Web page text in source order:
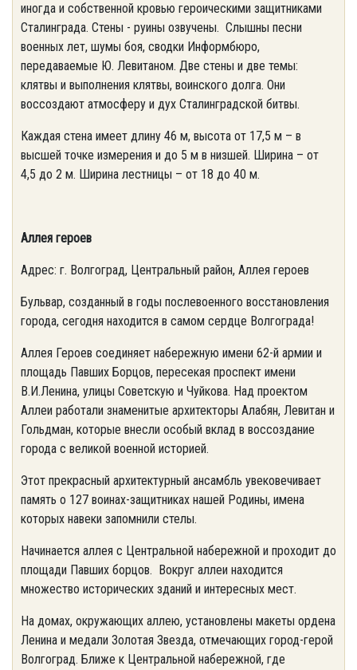
иногда и собственной кровью героическими защитниками
Сталинграда. Стены - руины озвучены. Слышны песни
военных лет, шумы боя, сводки Информбюро,
передаваемые Ю. Левитаном. Две стены и две темы:
клятвы и выполнения клятвы, воинского долга. Они
воссоздают атмосферу и дух Сталинградской битвы.
Каждая стена имеет длину 46 м, высота от 17,5 м – в
высшей точке измерения и до 5 м в низшей. Ширина – от
4,5 до 2 м. Ширина лестницы – от 18 до 40 м.
Аллея героев
Адрес: г. Волгоград, Центральный район, Аллея героев
Бульвар, созданный в годы послевоенного восстановления
города, сегодня находится в самом сердце Волгограда!
Аллея Героев соединяет набережную имени 62-й армии и
площадь Павших Борцов, пересекая проспект имени
В.И.Ленина, улицы Советскую и Чуйкова. Над проектом
Аллеи работали знаменитые архитекторы Алабян, Левитан и
Гольдман, которые внесли особый вклад в воссоздание
города с великой военной историей.
Этот прекрасный архитектурный ансамбль увековечивает
память о 127 воинах-защитниках нашей Родины, имена
которых навеки запомнили стелы.
Начинается аллея с Центральной набережной и проходит до
площади Павших борцов. Вокруг аллеи находится
множество исторических зданий и интересных мест.
На домах, окружающих аллею, установлены макеты ордена
Ленина и медали Золотая Звезда, отмечающих город-герой
Волгоград. Ближе к Центральной набережной, где